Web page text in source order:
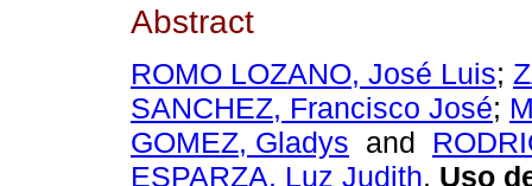
Abstract
ROMO LOZANO, José Luis;
SANCHEZ, Francisco José;
GOMEZ, Gladys and
ESPARZA, Luz Judith. Uso